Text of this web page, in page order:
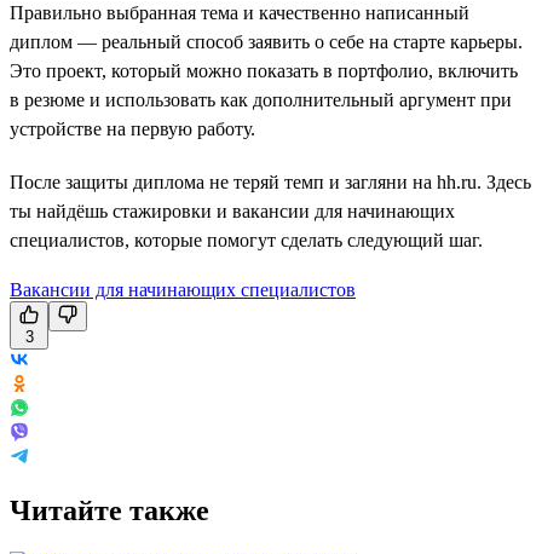
Правильно выбранная тема и качественно написанный
диплом — реальный способ заявить о себе на старте карьеры.
Это проект, который можно показать в портфолио, включить
в резюме и использовать как дополнительный аргумент при
устройстве на первую работу.
После защиты диплома не теряй темп и загляни на hh.ru. Здесь
ты найдёшь стажировки и вакансии для начинающих
специалистов, которые помогут сделать следующий шаг.
Вакансии для начинающих специалистов
3
Читайте также